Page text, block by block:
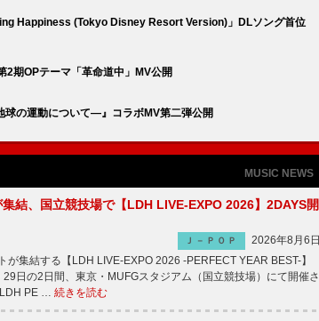
Happiness (Tokyo Disney Resort Version)」DLソング首位
2期OPテーマ「革命道中」MV公開
の運動について―』コラボMV第二弾公開
MUSIC NEWS
結、国立競技場で【LDH LIVE-EXPO 2026】2DAYS開
Ｊ－ＰＯＰ
2026年8月6日
集結する【LDH LIVE-EXPO 2026 -PERFECT YEAR BEST-】
日の2日間、東京・MUFGスタジアム（国立競技場）にて開催さ
PE … 続きを読む